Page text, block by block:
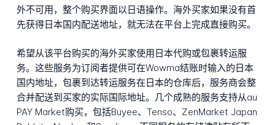
外不可用，整个购买界面以日语操作。海外买家如果没有首
先获得日本国内配送地址，就无法在平台上完成直接购买。
希望从该平台购买的海外买家使用日本代购或包裹转运服
务。这些服务为订阅者提供可在Wowma结账时输入的日本
国内地址，包裹到达转运服务在日本的仓库后，服务商会整
合并配送到买家的实际国际地址。几个成熟的服务支持从au
PAY Market购买，包括Buyee、Tenso、ZenMarket Japan